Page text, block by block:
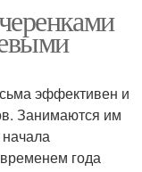
эффективен и
Занимаются им
года